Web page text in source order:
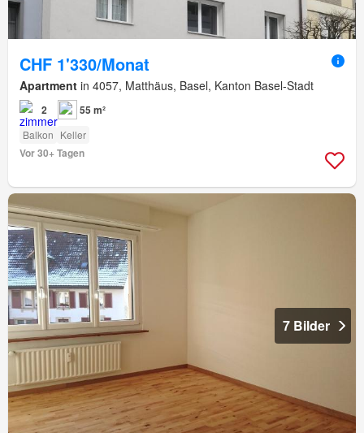
CHF 1'330/Monat
Apartment in 4057, Matthäus, Basel, Kanton Basel-Stadt
2 55 m²
Balkon Keller
Vor 30+ Tagen
7 Bilder